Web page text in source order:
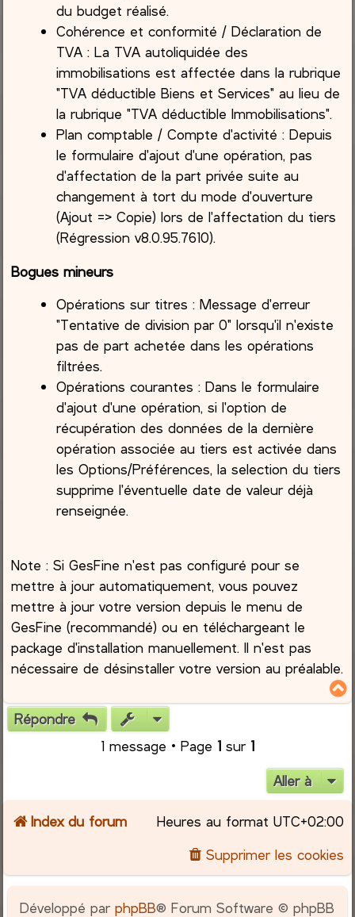
du budget réalisé.
Cohérence et conformité / Déclaration de
TVA : La TVA autoliquidée des
immobilisations est affectée dans la rubrique
"TVA déductible Biens et Services" au lieu de
la rubrique "TVA déductible Immobilisations".
Plan comptable / Compte d'activité : Depuis
le formulaire d'ajout d'une opération, pas
d'affectation de la part privée suite au
changement à tort du mode d'ouverture
(Ajout => Copie) lors de l'affectation du tiers
(Régression v8.0.95.7610).
Bogues mineurs
Opérations sur titres : Message d'erreur
"Tentative de division par 0" lorsqu'il n'existe
pas de part achetée dans les opérations
filtrées.
Opérations courantes : Dans le formulaire
d'ajout d'une opération, si l'option de
récupération des données de la dernière
opération associée au tiers est activée dans
les Options/Préférences, la selection du tiers
supprime l'éventuelle date de valeur déjà
renseignée.
Note : Si GesFine n'est pas configuré pour se
mettre à jour automatiquement, vous pouvez
mettre à jour votre version depuis le menu de
GesFine (recommandé) ou en téléchargeant le
package d'installation manuellement. Il n'est pas
nécessaire de désinstaller votre version au préalable.
Répondre
1 message • Page 1 sur 1
Aller à
Index du forum Heures au format UTC+02:00
Supprimer les cookies
Développé parphpBB® Forum Software © phpBB